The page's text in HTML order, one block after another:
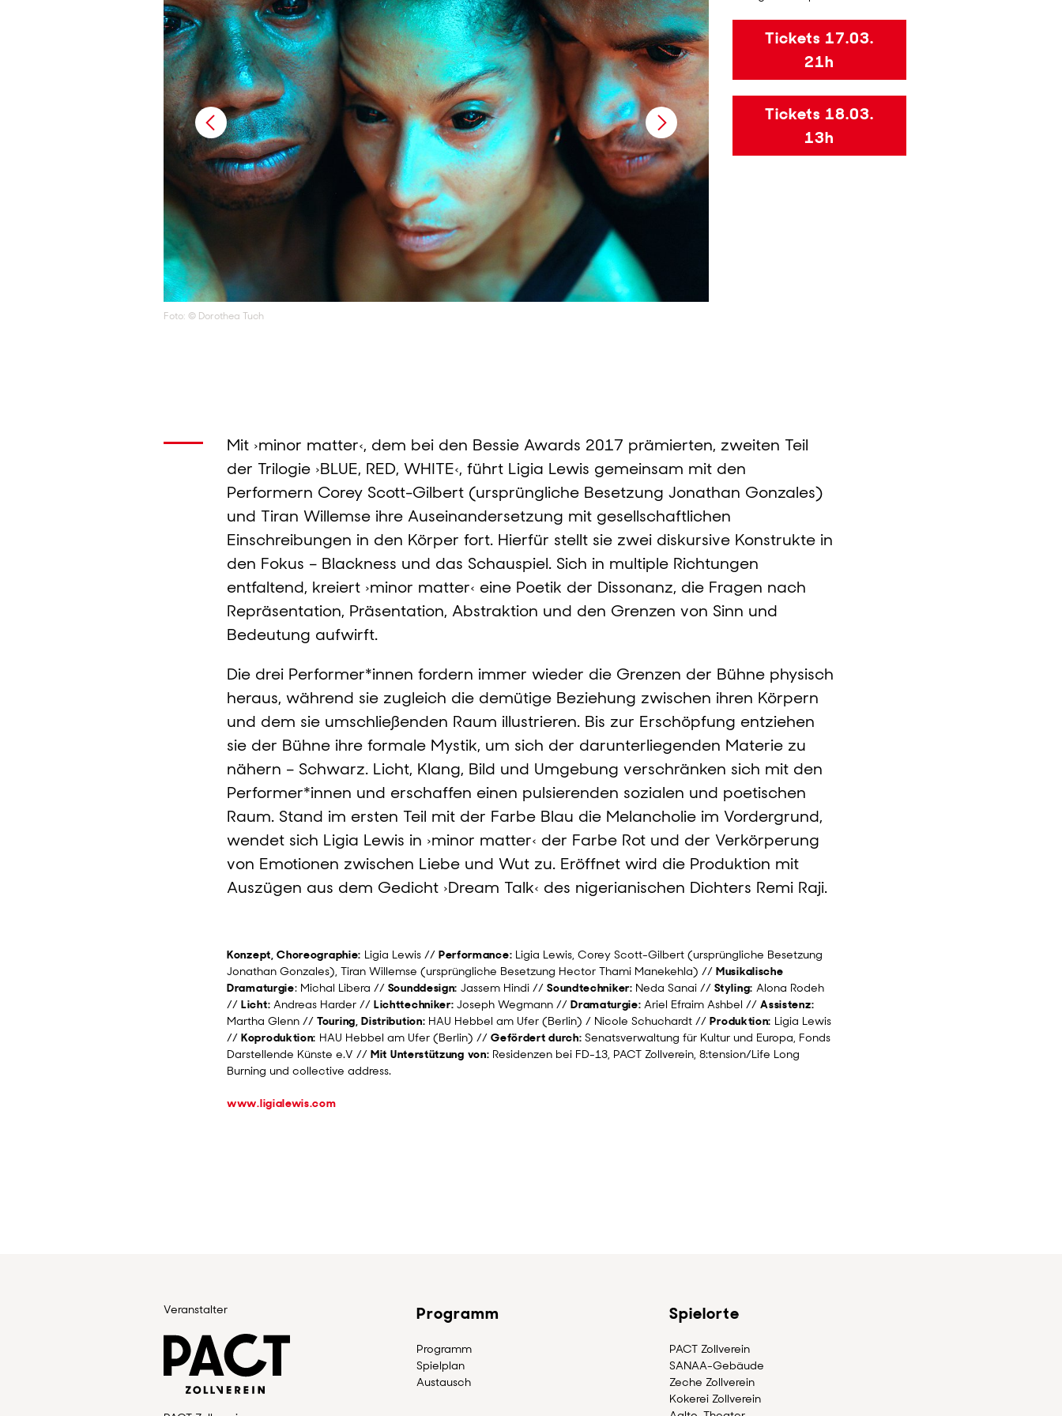
Foto: © Dorothea Tuch
Tickets 17.03.
21h
Tickets 18.03.
13h
Mit ›minor matter‹, dem bei den Bessie Awards 2017 prämierten, zweiten Teil
der Trilogie ›BLUE, RED, WHITE‹, führt Ligia Lewis gemeinsam mit den
Performern Corey Scott-Gilbert (ursprüngliche Besetzung Jonathan Gonzales)
und Tiran Willemse ihre Auseinandersetzung mit gesellschaftlichen
Einschreibungen in den Körper fort. Hierfür stellt sie zwei diskursive Konstrukte in
den Fokus – Blackness und das Schauspiel. Sich in multiple Richtungen
entfaltend, kreiert ›minor matter‹ eine Poetik der Dissonanz, die Fragen nach
Repräsentation, Präsentation, Abstraktion und den Grenzen von Sinn und
Bedeutung aufwirft.
Die drei Performer*innen fordern immer wieder die Grenzen der Bühne physisch
heraus, während sie zugleich die demütige Beziehung zwischen ihren Körpern
und dem sie umschließenden Raum illustrieren. Bis zur Erschöpfung entziehen
sie der Bühne ihre formale Mystik, um sich der darunterliegenden Materie zu
nähern – Schwarz. Licht, Klang, Bild und Umgebung verschränken sich mit den
Performer*innen und erschaffen einen pulsierenden sozialen und poetischen
Raum. Stand im ersten Teil mit der Farbe Blau die Melancholie im Vordergrund,
wendet sich Ligia Lewis in ›minor matter‹ der Farbe Rot und der Verkörperung
von Emotionen zwischen Liebe und Wut zu. Eröffnet wird die Produktion mit
Auszügen aus dem Gedicht ›Dream Talk‹ des nigerianischen Dichters Remi Raji.
Konzept, Choreographie: Ligia Lewis // Performance: Ligia Lewis, Corey Scott-Gilbert (ursprüngliche Besetzung
Jonathan Gonzales), Tiran Willemse (ursprüngliche Besetzung Hector Thami Manekehla) // Musikalische
Dramaturgie: Michal Libera // Sounddesign: Jassem Hindi //Soundtechniker: Neda Sanai //Styling: Alona Rodeh
// Licht: Andreas Harder // Lichttechniker:Joseph Wegmann //Dramaturgie:Ariel Efraim Ashbel //Assistenz:
Martha Glenn // Touring, Distribution: HAU Hebbel am Ufer (Berlin) / Nicole Schuchardt //Produktion: Ligia Lewis
// Koproduktion: HAU Hebbel am Ufer (Berlin) //Gefördert durch:Senatsverwaltung für Kultur und Europa, Fonds
Darstellende Künste e.V // Mit Unterstützung von: Residenzen bei FD-13, PACT Zollverein, 8:tension/Life Long
Burning und collective address.
www.ligialewis.com
Veranstalter Programm
Programm
Spielplan
Austausch
Spielorte
PACT Zollverein
SANAA-Gebäude
Zeche Zollverein
Kokerei Zollverein